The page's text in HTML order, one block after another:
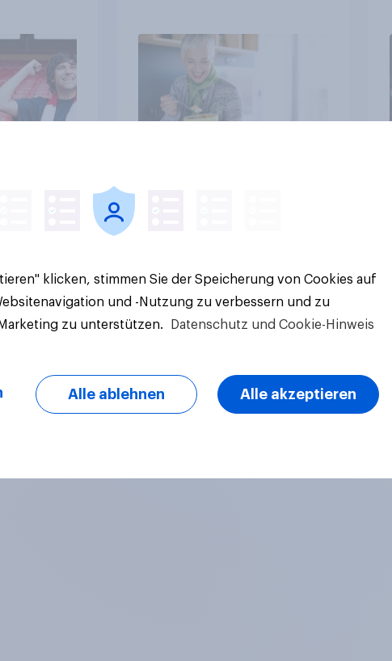
umgestalten
klicken, stimmen Sie der Speicherung von Cookies auf
und -Nutzung zu verbessern und zu
zu unterstützen.
Datenschutz und Cookie-Hinweis
Alle ablehnen Alle akzeptieren